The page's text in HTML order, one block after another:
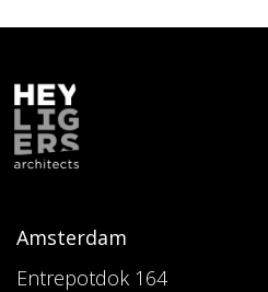
Amsterdam
Entrepotdok 164